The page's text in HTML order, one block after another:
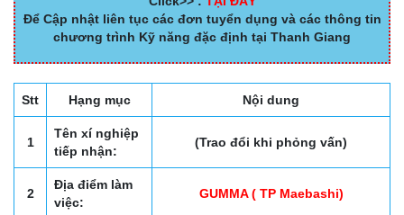
Để Cập nhật liên tục các đơn tuyển dụng và các thông tin
chương trình Kỹ năng đặc định tại Thanh Giang
Stt Hạng mục Nội dung
1
Tên xí nghiệp
tiếp nhận:
(Trao đổi khi phỏng vấn)
2
Địa điểm làm
việc:
GUMMA ( TP Maebashi)